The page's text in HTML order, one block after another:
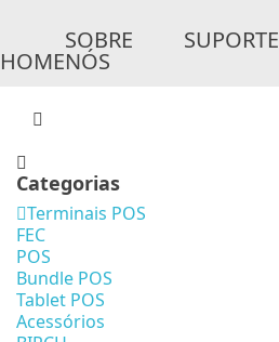
HOME
SOBRE
NÓS
SUPORTE
Categorias
Terminais POS
FEC
POS
Bundle POS
Tablet POS
Acessórios